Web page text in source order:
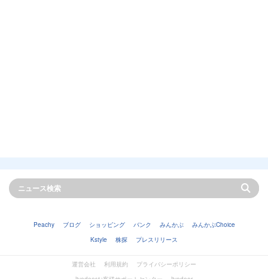
Peachy ブログ ショッピング バンク みんかぶ
みんかぶChoice
Kstyle
株探 プレスリリース
運営会社 利用規約
プライバシーポリシー